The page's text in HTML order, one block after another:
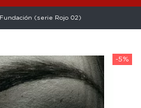
Fundación (serie Rojo 02)
-5%